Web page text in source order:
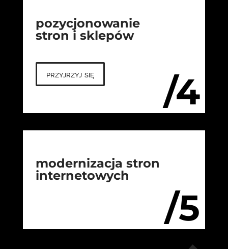
/4
pozycjonowanie
stron i sklepów
przyjrzyj się
/5
modernizacja stron
internetowych